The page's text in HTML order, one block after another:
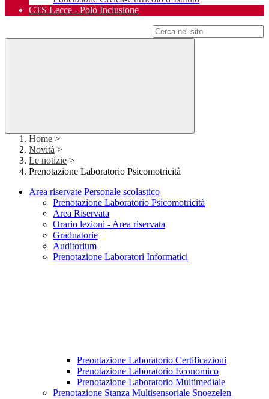
CTS Lecce - Polo Inclusione
Home >
Novità >
Le notizie >
Prenotazione Laboratorio Psicomotricità
Area riservate Personale scolastico
Prenotazione Laboratorio Psicomotricità
Area Riservata
Orario lezioni - Area riservata
Graduatorie
Auditorium
Prenotazione Laboratori Informatici
Preontazione Laboratorio Certificazioni
Prenotazione Laboratorio Economico
Prenotazione Laboratorio Multimediale
Prenotazione Stanza Multisensoriale Snoezelen